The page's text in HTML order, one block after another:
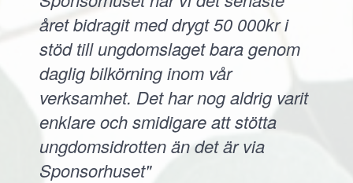
året bidragit med drygt 50 000kr i
stöd till ungdomslaget bara genom
daglig bilkörning inom vår
verksamhet. Det har nog aldrig varit
enklare och smidigare att stötta
ungdomsidrotten än det är via
Sponsorhuset"